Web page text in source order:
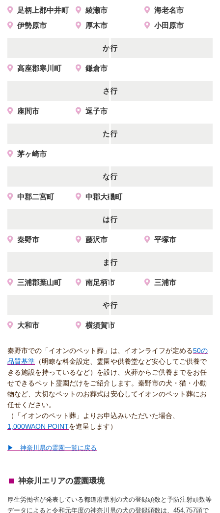
足柄上郡中井町
綾瀬市
海老名市
伊勢原市
厚木市 小田原市
か行
高座郡寒川町 鎌倉市
さ行
座間市 逗子市
た行
茅ヶ崎市
な行
中郡二宮町 中郡大磯町
は行
秦野市 藤沢市 平塚市
ま行
三浦郡葉山町 南足柄市 三浦市
や行
大和市 横須賀市
秦野市での「イオンのペット葬」は、イオンライフが定める50の
品質基準 （明瞭な料金設定、霊園や供養堂など安心してご供養で
きる施設を持っているなど）を設け、火葬からご供養までをお任
せできるペット霊園だけをご紹介します。秦野市の犬・猫・小動
物など、大切なペットのお葬式は安心してイオンのペット葬にお
任せください。
（「イオンのペット葬」よりお申込みいただいた場合、
1,000WAON POINTを進呈します）
▶ 神奈川県の霊園一覧に戻る
神奈川エリアの霊園環境
厚生労働省が発表している都道府県別の犬の登録頭数と予防注射頭数等
データによると令和元年度の神奈川県の犬の登録頭数は、454,757頭で